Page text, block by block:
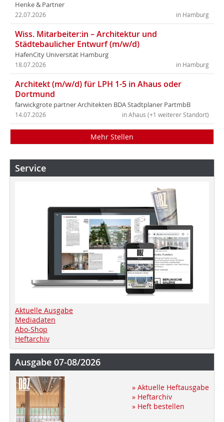
Henke & Partner
in Hamburg
22.07.2026
Wiss. Mitarbeiter:in – Architektur und
Städtebaulicher Entwurf (m/w/d)
HafenCity Universität Hamburg
in Hamburg
18.07.2026
Architekt (m/w/d) für LPH 1-5 in Ahaus oder
Dortmund
farwickgrote partner Architekten BDA Stadtplaner PartmbB
in Ahaus (+1 weiterer Standort)
14.07.2026
Mehr Stellen
Service
Aktuelle Ausgabe
Mediadaten
Abo-Shop
Heftarchiv
Ausgabe 07-08/2026
» Aktuelle Heftausgabe
» Heftarchiv
» Heft bestellen